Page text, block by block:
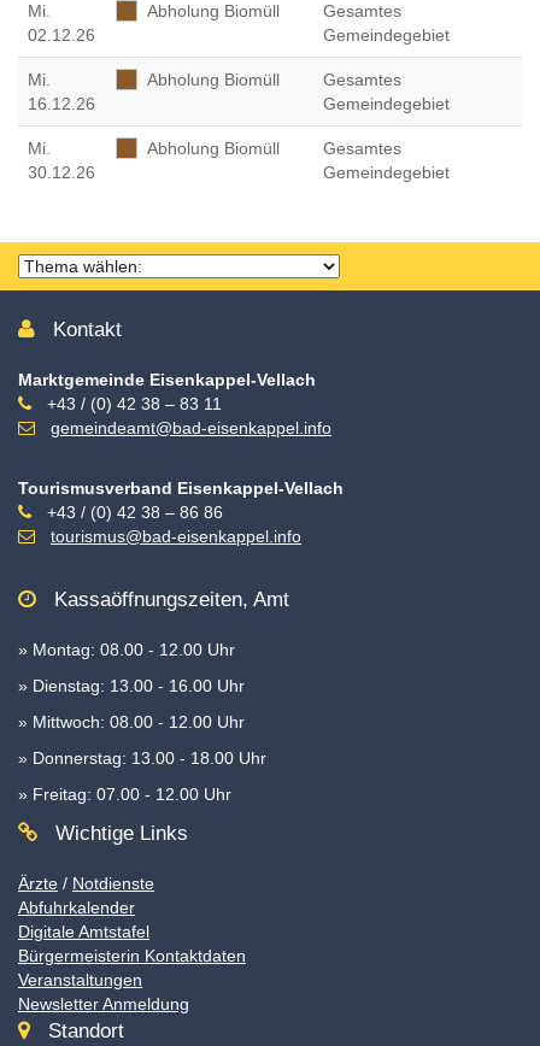
Mi.
02.12.26
Abholung Biomüll
Gesamtes
Gemeindegebiet
Mi.
16.12.26
Abholung Biomüll
Gesamtes
Gemeindegebiet
Mi.
30.12.26
Abholung Biomüll
Gesamtes
Gemeindegebiet
Thema
wählen
Kontakt
Marktgemeinde Eisenkappel-Vellach
+43 / (0) 42 38 – 83 11
gemeindeamt@bad-eisenkappel.info
Tourismusverband Eisenkappel-Vellach
+43 / (0) 42 38 – 86 86
tourismus@bad-eisenkappel.info
Kassaöffnungszeiten, Amt
» Montag: 08.00 - 12.00 Uhr
» Dienstag: 13.00 - 16.00 Uhr
» Mittwoch: 08.00 - 12.00 Uhr
» Donnerstag: 13.00 - 18.00 Uhr
» Freitag: 07.00 - 12.00 Uhr
Wichtige Links
Ärzte / Notdienste
Abfuhrkalender
Digitale Amtstafel
Bürgermeisterin Kontaktdaten
Veranstaltungen
Newsletter Anmeldung
Standort